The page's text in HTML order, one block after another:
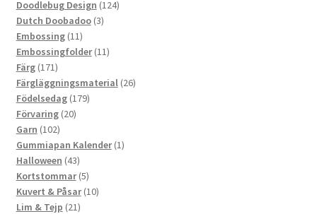
Doodlebug Design 124124
Dutch Doobadoo 33
Embossing 1111
produkter
Embossingfolder 1111
Färg 171171
produkter
Färgläggningsmaterial 2626
Födelsedag 179179
Förvaring 2020
Garn 102102
produkter
Gummiapan Kalender 11
Halloween 4343
produkter
Kortstommar 55
produkter
Kuvert & Påsar 1010
Lim & Tejp 2121